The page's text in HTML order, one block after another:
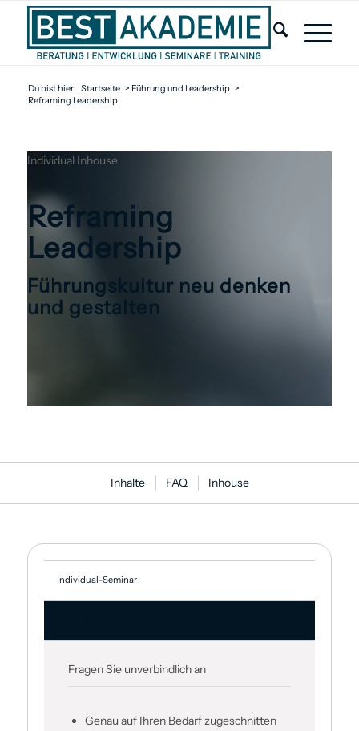
Du bist hier: Startseite > Führung und Leadership >
Reframing Leadership
Individual Inhouse
Reframing
Leadership
Führungskultur neu denken
und gestalten
Inhalte FAQ Inhouse
Individual-Seminar
Fragen Sie unverbindlich an
Genau auf Ihren Bedarf zugeschnitten